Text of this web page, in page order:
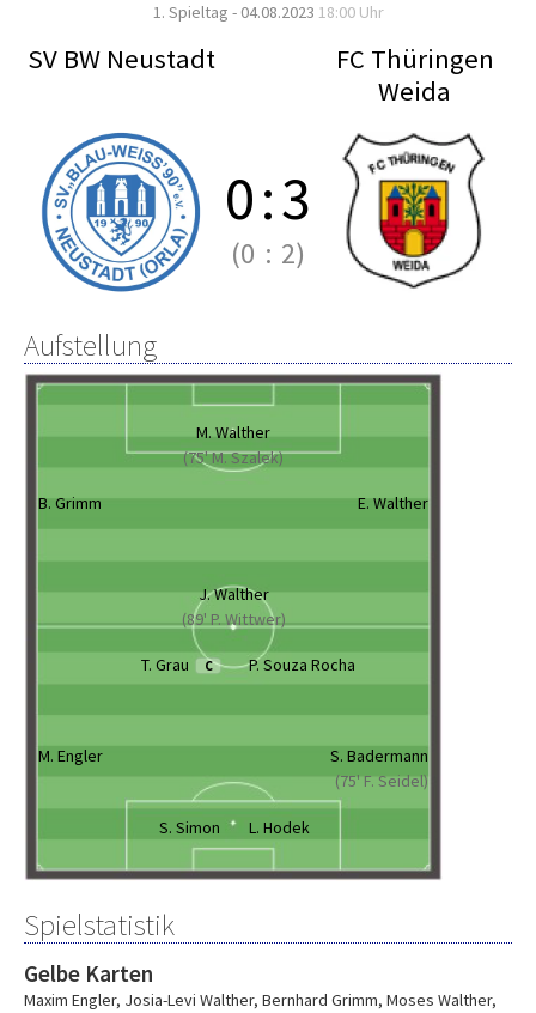
1. Spieltag - 04.08.2023 18:00 Uhr
SV BW Neustadt
FC Thüringen
Weida
0:3
(0 : 2)
Aufstellung
M. Walther
(75' M. Szalek)
B. Grimm E. Walther
J. Walther
(89' P. Wittwer)
T. Grau C P. Souza Rocha
M. Engler
S. Badermann
(75' F. Seidel)
S. Simon L. Hodek
Spielstatistik
Gelbe Karten
Maxim Engler, Josia-Levi Walther, Bernhard Grimm, Moses Walther,